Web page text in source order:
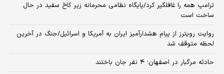
ترامپ همه را غافلگیر کرد/پایگاه نظامی محرمانه زیر کاخ سفید در حال
ساخت است
روایت رویترز از پیام هشدارآمیز ایران به آمریکا و اسرائیل/جنگ در آخرین
لحظه متوقف شد
حادثه مرگبار در اصفهان؛ ۴ نفر جان باختند